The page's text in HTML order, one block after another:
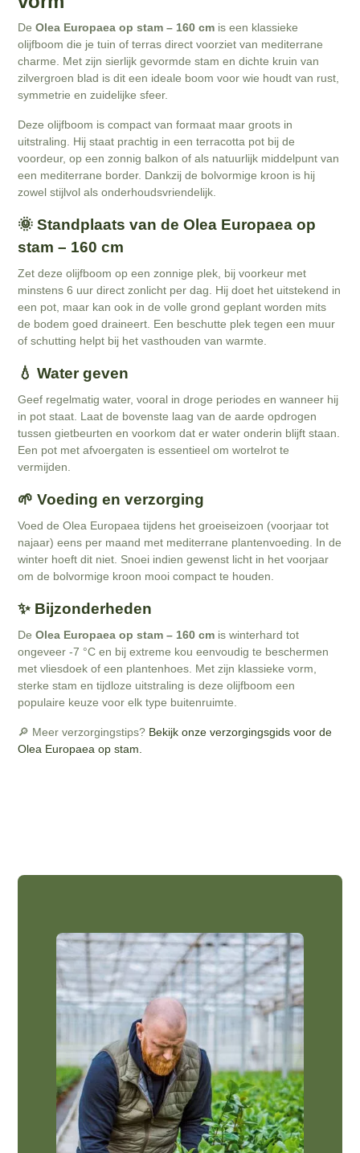
DeOlea Europaea op stam – 160 cm is een klassieke
olijfboom die je tuin of terras direct voorziet van mediterrane
charme. Met zijn sierlijk gevormde stam en dichte kruin van
zilvergroen blad is dit een ideale boom voor wie houdt van rust,
symmetrie en zuidelijke sfeer.
Deze olijfboom is compact van formaat maar groots in
uitstraling. Hij staat prachtig in een terracotta pot bij de
voordeur, op een zonnig balkon of als natuurlijk middelpunt van
een mediterrane border. Dankzij de bolvormige kroon is hij
zowel stijlvol als onderhoudsvriendelijk.
🌞 Standplaats van de Olea Europaea op
stam – 160 cm
Zet deze olijfboom op een zonnige plek, bij voorkeur met
minstens 6 uur direct zonlicht per dag. Hij doet het uitstekend in
een pot, maar kan ook in de volle grond geplant worden mits
de bodem goed draineert. Een beschutte plek tegen een muur
of schutting helpt bij het vasthouden van warmte.
💧 Water geven
Geef regelmatig water, vooral in droge periodes en wanneer hij
in pot staat. Laat de bovenste laag van de aarde opdrogen
tussen gietbeurten en voorkom dat er water onderin blijft staan.
Een pot met afvoergaten is essentieel om wortelrot te
vermijden.
🌱 Voeding en verzorging
Voed de Olea Europaea tijdens het groeiseizoen (voorjaar tot
najaar) eens per maand met mediterrane plantenvoeding. In de
winter hoeft dit niet. Snoei indien gewenst licht in het voorjaar
om de bolvormige kroon mooi compact te houden.
✨ Bijzonderheden
DeOlea Europaea op stam – 160 cm is winterhard tot
ongeveer -7 °C en bij extreme kou eenvoudig te beschermen
met vliesdoek of een plantenhoes. Met zijn klassieke vorm,
sterke stam en tijdloze uitstraling is deze olijfboom een
populaire keuze voor elk type buitenruimte.
🔎 Meer verzorgingstips? Bekijk onze verzorgingsgids voor de
Olea Europaea op stam.